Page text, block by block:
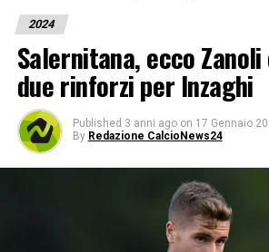
2024
Salernitana, ecco
due rinforzi per Inzaghi
Published 3 anni ago on 17 Gennaio
By Redazione CalcioNews24